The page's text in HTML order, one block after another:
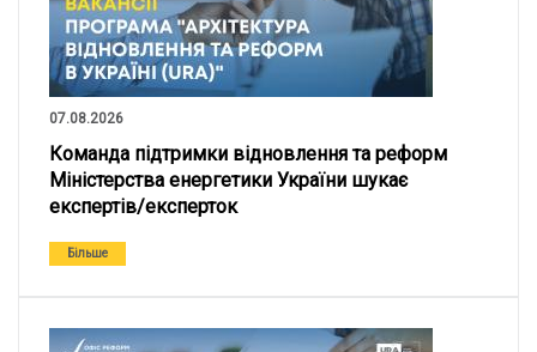
07.08.2026
Команда підтримки відновлення та реформ
Міністерства енергетики України шукає
експертів/експерток
Більше